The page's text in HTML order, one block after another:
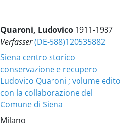
Quaroni, Ludovico 1911-1987
Verfasser(DE-588)120535882
Siena centro storico
conservazione e recupero
Ludovico Quaroni ; volume edito
con la collaborazione del
Comune di Siena
Milano